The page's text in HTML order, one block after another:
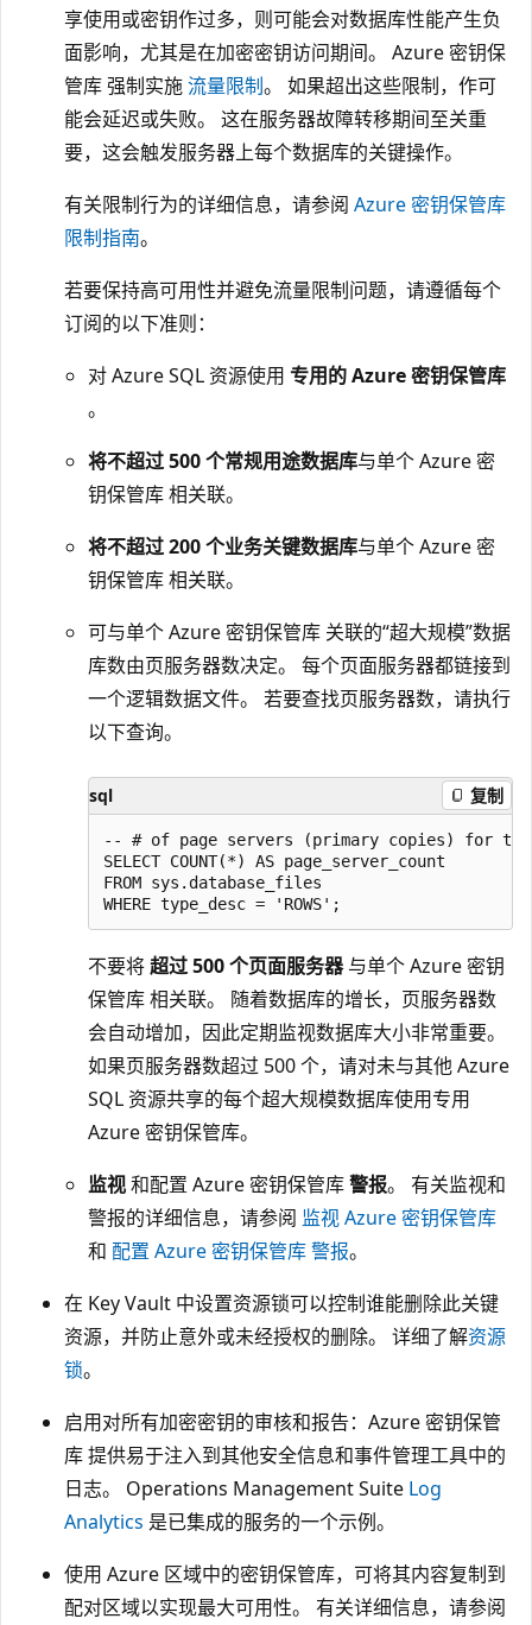
享使用或密钥作过多，则可能会对数据库性能产生负
面影响，尤其是在加密密钥访问期间。 Azure 密钥保
管库 强制实施流量限制。 如果超出这些限制，作可
能会延迟或失败。 这在服务器故障转移期间至关重
要，这会触发服务器上每个数据库的关键操作。
有关限制行为的详细信息，请参阅 Azure 密钥保管库
限制指南。
若要保持高可用性并避免流量限制问题，请遵循每个
订阅的以下准则：
对 Azure SQL 资源使用 专用的 Azure 密钥保管库
。
将不超过 500 个常规用途数据库与单个 Azure 密
钥保管库 相关联。
将不超过 200 个业务关键数据库与单个 Azure 密
钥保管库 相关联。
可与单个 Azure 密钥保管库 关联的“超大规模”数据
库数由页服务器数决定。 每个页面服务器都链接到
一个逻辑数据文件。 若要查找页服务器数，请执行
以下查询。
sql 复制
-- # of page servers (primary copies) for
SELECT COUNT(*) AS page_server_count
FROM sys.database_files
不要将超过 500 个页面服务器与单个 Azure 密钥
保管库 相关联。 随着数据库的增长，页服务器数
会自动增加，因此定期监视数据库大小非常重要。
如果页服务器数超过 500 个，请对未与其他 Azure
SQL 资源共享的每个超大规模数据库使用专用
Azure 密钥保管库。
监视和配置 Azure 密钥保管库警报。 有关监视和
警报的详细信息，请参阅 监视 Azure 密钥保管库
和 配置 Azure 密钥保管库 警报。
在 Key Vault 中设置资源锁可以控制谁能删除此关键
资源，并防止意外或未经授权的删除。 详细了解资源
锁。
启用对所有加密密钥的审核和报告：Azure 密钥保管
库 提供易于注入到其他安全信息和事件管理工具中的
日志。 Operations Management Suite Log
Analytics 是已集成的服务的一个示例。
使用 Azure 区域中的密钥保管库，可将其内容复制到
配对区域以实现最大可用性。 有关详细信息，请参阅